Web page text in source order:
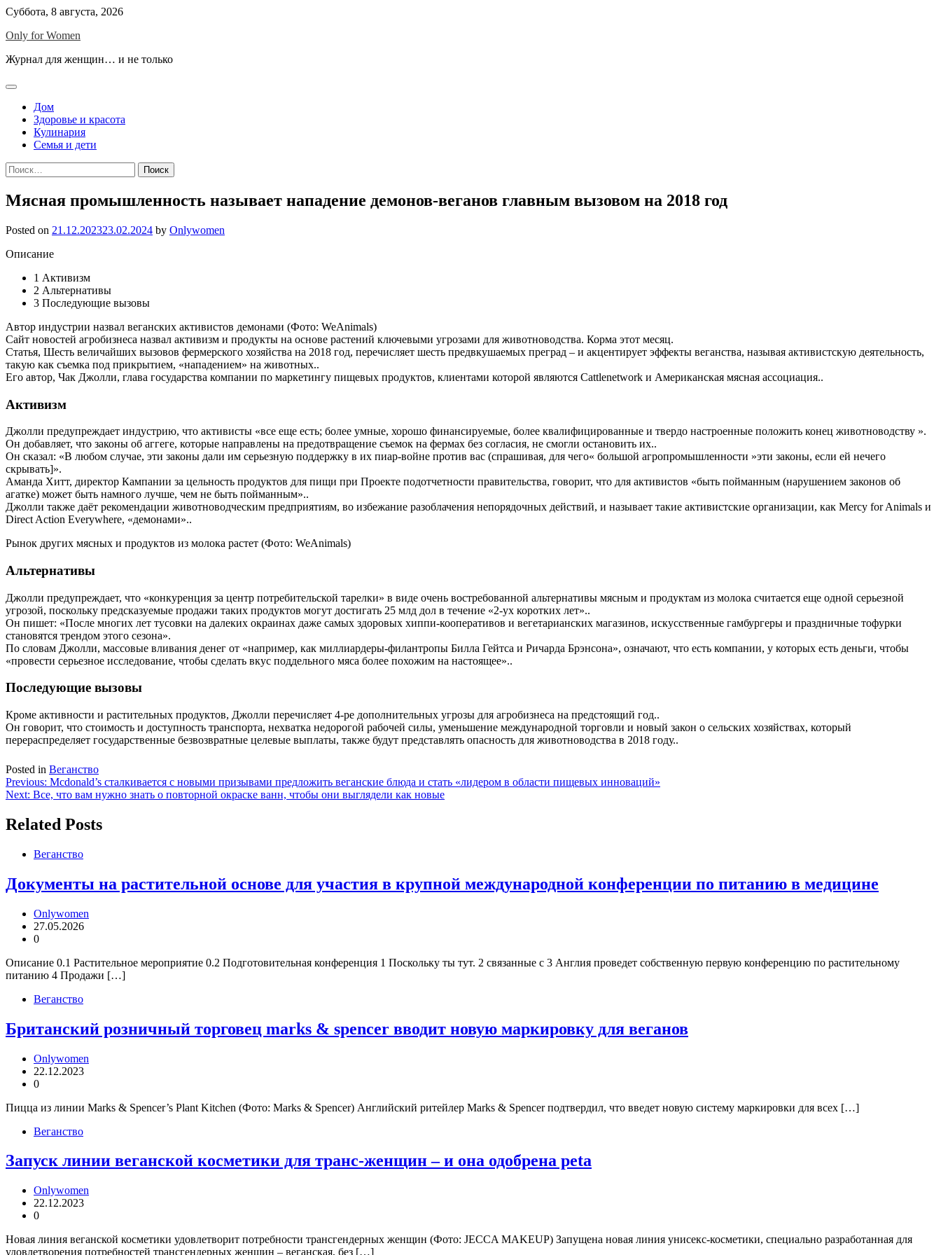
Skip
content
Суббота, 8 августа, 2026
Only for Women
Журнал для женщин… и не только
Дом
Здоровье и красота
Кулинария
Семья и дети
Найти:
Мясная промышленность называет нападение демонов-веганов главным вызовом на 2018 год
Posted on 21.12.202323.02.2024 by Onlywomen
Описание
1 Активизм
2 Альтернативы
3 Последующие вызовы
Автор индустрии назвал веганских активистов демонами (Фото: WeAnimals)
Сайт новостей агробизнеса назвал активизм и продукты на основе растений ключевыми угрозами для животноводства. Корма этот месяц.
Статья, Шесть величайших вызовов фермерского хозяйства на 2018 год, перечисляет шесть предвкушаемых преград – и акцентирует эффекты веганства, называя активистскую деятельность,
такую как съемка под прикрытием, «нападением» на животных..
Его автор, Чак Джолли, глава государства компании по маркетингу пищевых продуктов, клиентами которой являются Cattlenetwork и Американская мясная ассоциация..
Активизм
Джолли предупреждает индустрию, что активисты «все еще есть; более умные, хорошо финансируемые, более квалифицированные и твердо настроенные положить конец животноводству ».
Он добавляет, что законы об аггеге, которые направлены на предотвращение съемок на фермах без согласия, не смогли остановить их..
Он сказал: «В любом случае, эти законы дали им серьезную поддержку в их пиар-войне против вас (спрашивая, для чего« большой агропромышленности »эти законы, если ей нечего
скрывать]».
Аманда Хитт, директор Кампании за цельность продуктов для пищи при Проекте подотчетности правительства, говорит, что для активистов «быть пойманным (нарушением законов об
агатке) может быть намного лучше, чем не быть пойманным»..
Джолли также даёт рекомендации животноводческим предприятиям, во избежание разоблачения непорядочных действий, и называет такие активистские организации, как Mercy for Animals и
Direct Action Everywhere, «демонами»..
Рынок других мясных и продуктов из молока растет (Фото: WeAnimals)
Альтернативы
Джолли предупреждает, что «конкуренция за центр потребительской тарелки» в виде очень востребованной альтернативы мясным и продуктам из молока считается еще одной серьезной
угрозой, поскольку предсказуемые продажи таких продуктов могут достигать 25 млд дол в течение «2-ух коротких лет»..
Он пишет: «После многих лет тусовки на далеких окраинах даже самых здоровых хиппи-кооперативов и вегетарианских магазинов, искусственные гамбургеры и праздничные тофурки
становятся трендом этого сезона».
По словам Джолли, массовые вливания денег от «например, как миллиардеры-филантропы Билла Гейтса и Ричарда Брэнсона», означают, что есть компании, у которых есть деньги, чтобы
«провести серьезное исследование, чтобы сделать вкус поддельного мяса более похожим на настоящее»..
Последующие вызовы
Кроме активности и растительных продуктов, Джолли перечисляет 4-ре дополнительных угрозы для агробизнеса на предстоящий год..
Он говорит, что стоимость и доступность транспорта, нехватка недорогой рабочей силы, уменьшение международной торговли и новый закон о сельских хозяйствах, который
перераспределяет государственные безвозвратные целевые выплаты, также будут представлять опасность для животноводства в 2018 году..
Posted in Веганство
Навигация
по
записям
Previous: Mcdonald’s сталкивается с новыми призывами предложить веганские блюда и стать «лидером в области пищевых инноваций»
Next: Все, что вам нужно знать о повторной окраске ванн, чтобы они выглядели как новые
Related Posts
Веганство
Документы на растительной основе для участия в крупной международной конференции по питанию в медицине
Onlywomen
27.05.2026
0
Описание 0.1 Растительное мероприятие 0.2 Подготовительная конференция 1 Поскольку ты тут. 2 связанные с 3 Англия проведет собственную первую конференцию по растительному
питанию 4 Продажи […]
Веганство
Британский розничный торговец marks & spencer вводит новую маркировку для веганов
Onlywomen
22.12.2023
0
Пицца из линии Marks & Spencer’s Plant Kitchen (Фото: Marks & Spencer) Английский ритейлер Marks & Spencer подтвердил, что введет новую систему маркировки для всех […]
Веганство
Запуск линии веганской косметики для транс-женщин – и она одобрена peta
Onlywomen
22.12.2023
0
Новая линия веганской косметики удовлетворит потребности трансгендерных женщин (Фото: JECCA MAKEUP) Запущена новая линия унисекс-косметики, специально разработанная для
удовлетворения потребностей трансгендерных женщин – веганская, без […]